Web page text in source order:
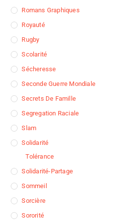
Romans Graphiques
Royauté
Rugby
Scolarité
Sécheresse
Seconde Guerre Mondiale
Secrets De Famille
Segregation Raciale
Slam
Solidarité
Tolérance
Solidarité-Partage
Sommeil
Sorcière
Sororité